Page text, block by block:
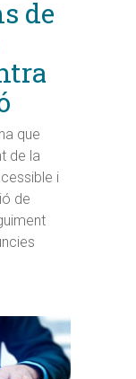
de
que
de la
i
de